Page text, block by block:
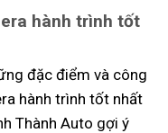
hành trình tốt
đặc điểm và công
hành trình tốt nhất
Thành Auto gợi ý